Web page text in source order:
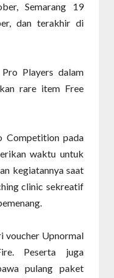
Semarang 19
dan terakhir di
Players dalam
rare item Free
Competition pada
waktu untuk
kegiatannya saat
clinic sekreatif
voucher Upnormal
Peserta juga
pulang paket